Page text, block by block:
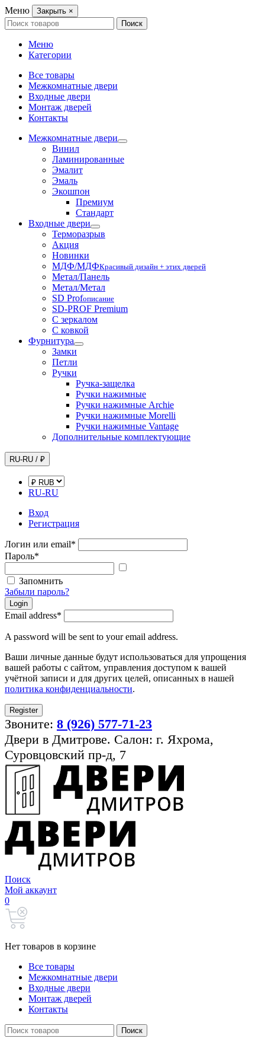
Меню Закрыть ×
Search
for:
Поиск
Меню
Категории
Все товары
Межкомнатные двери
Входные двери
Монтаж дверей
Контакты
Межкомнатные двери
Винил
Ламинированные
Эмалит
Эмаль
Экошпон
Премиум
Стандарт
Входные двери
Терморазрыв
Акция
Новинки
МДФ/МДФКрасивый дизайн + этих дверей
Метал/Панель
Метал/Метал
SD Profописание
SD-PROF Premium
С зеркалом
С ковкой
Фурнитура
Замки
Петли
Ручки
Ручка-защелка
Ручки нажимные
Ручки нажимные Archie
Ручки нажимные Morelli
Ручки нажимные Vantage
Дополнительные комплектующие
RU-RU / ₽
RU-RU
Вход
Регистрация
Логин или email*
Пароль*
Запомнить
Забыли пароль?
Login
Email address*
A password will be sent to your email address.
Ваши личные данные будут использоваться для упрощения
вашей работы с сайтом, управления доступом к вашей
учётной записи и для других целей, описанных в нашей
политика конфиденциальности.
Register
Звоните: 8 (926) 577-71-23
Двери в Дмитрове. Салон: г. Яхрома,
Суровцовский пр-д, 7
Поиск
Мой аккаунт
0
Нет товаров в корзине
Все товары
Межкомнатные двери
Входные двери
Монтаж дверей
Контакты
Search
for:
Поиск